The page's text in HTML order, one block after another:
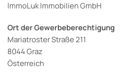
ImmoLuk Immobilien GmbH
Ort der Gewerbeberechtigung
Mariatroster Straße 211
8044 Graz
Österreich